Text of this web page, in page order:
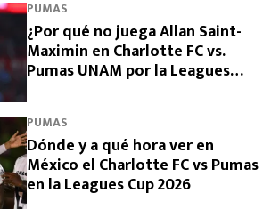
PUMAS
¿Por qué no juega Allan Saint-
Maximin en Charlotte FC vs.
Pumas UNAM por la Leagues
PUMAS
Dónde y a qué hora ver en
México el Charlotte FC vs Pumas
en la Leagues Cup 2026